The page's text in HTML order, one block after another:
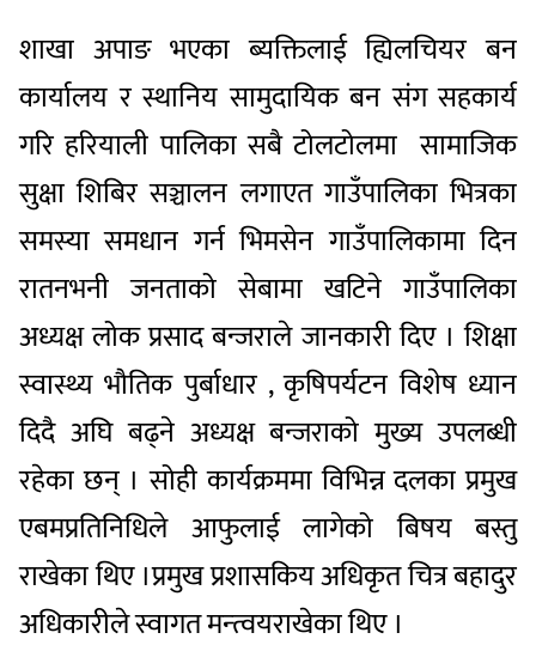
शाखा अपाङ भएका ब्यक्तिलाई ह्यिलचियर बन
कार्यालय र स्थानिय सामुदायिक बन संग सहकार्य
गरि हरियाली पालिका सबै टोलटोलमा सामाजिक
सुक्षा शिबिर सञ्चालन लगाएत गाउँपालिका भित्रका
समस्या समधान गर्न भिमसेन गाउँपालिकामा दिन
रातनभनी जनताको सेबामा खटिने गाउँपालिका
अध्यक्षलोकप्रसादबन्जरालेजानकारीदिए । शिक्षा
स्वास्थ्य भौतिक पुर्बाधार,कृषिपर्यटन विशेष ध्यान
दिदै अघि बढ्ने अध्यक्ष बन्जराको मुख्य उपलब्धी
रहेकाछन् । सोहीकार्यक्रममाविभिन्नदलका प्रमुख
एबमप्रतिनिधिले आफुलाई लागेको बिषय बस्तु
राखेकाथिए ।प्रमुखप्रशासकियअधिकृतचित्रबहादुर
अधिकारीलेस्वागतमन्त्वयराखेकाथिए ।